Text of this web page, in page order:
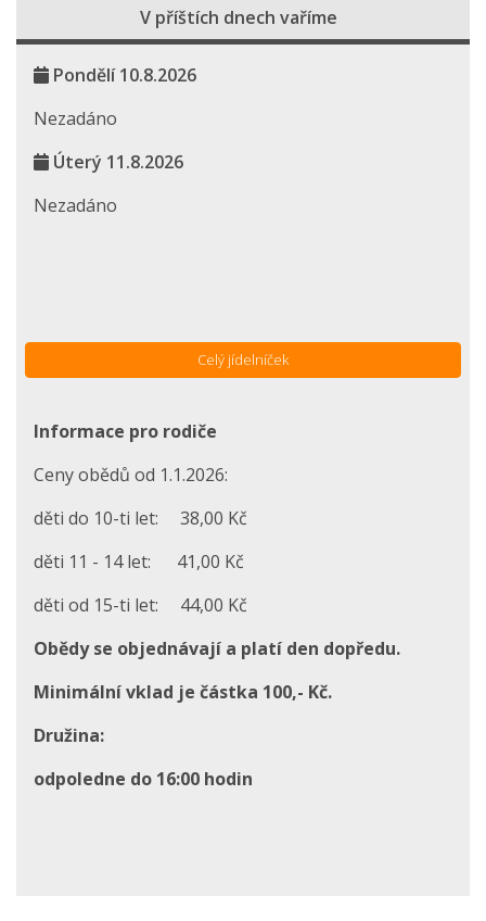
V příštích dnech vaříme
Pondělí 10.8.2026
Nezadáno
Úterý 11.8.2026
Nezadáno
Celý jídelníček
Informace pro rodiče
Ceny obědů od 1.1.2026:
děti do 10-ti let: 38,00 Kč
děti 11 - 14 let: 41,00 Kč
děti od 15-ti let: 44,00 Kč
Obědy se objednávají a platí den dopředu.
Minimální vklad je částka 100,- Kč.
Družina:
odpoledne do 16:00 hodin